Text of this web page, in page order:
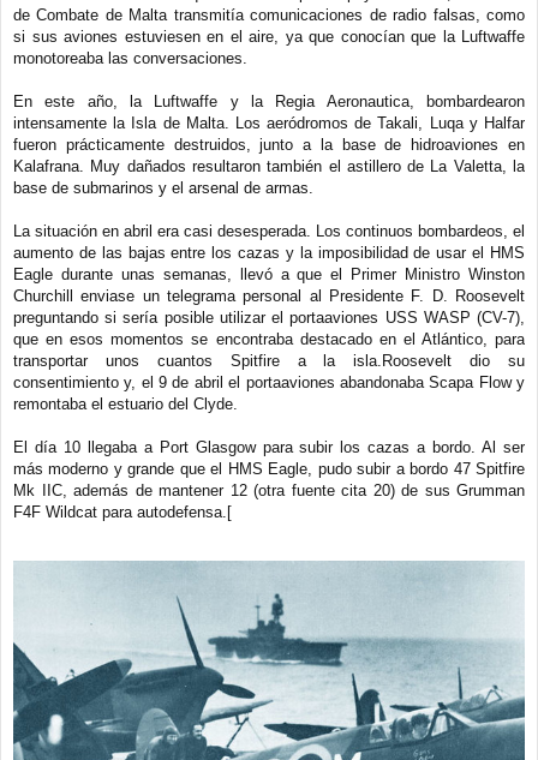
de Combate de Malta transmitía comunicaciones de radio falsas, como
si sus aviones estuviesen en el aire, ya que conocían que la Luftwaffe
monotoreaba las conversaciones.
En este año, la Luftwaffe y la Regia Aeronautica, bombardearon
intensamente la Isla de Malta. Los aeródromos de Takali, Luqa y Halfar
fueron prácticamente destruidos, junto a la base de hidroaviones en
Kalafrana. Muy dañados resultaron también el astillero de La Valetta, la
base de submarinos y el arsenal de armas.
La situación en abril era casi desesperada. Los continuos bombardeos, el
aumento de las bajas entre los cazas y la imposibilidad de usar el HMS
Eagle durante unas semanas, llevó a que el Primer Ministro Winston
Churchill enviase un telegrama personal al Presidente F. D. Roosevelt
preguntando si sería posible utilizar el portaaviones USS WASP (CV-7),
que en esos momentos se encontraba destacado en el Atlántico, para
transportar unos cuantos Spitfire a la isla.Roosevelt dio su
consentimiento y, el 9 de abril el portaaviones abandonaba Scapa Flow y
remontaba el estuario del Clyde.
El día 10 llegaba a Port Glasgow para subir los cazas a bordo. Al ser
más moderno y grande que el HMS Eagle, pudo subir a bordo 47 Spitfire
Mk IIC, además de mantener 12 (otra fuente cita 20) de sus Grumman
F4F Wildcat para autodefensa.[